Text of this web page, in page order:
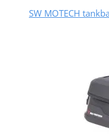
SW MOTECH